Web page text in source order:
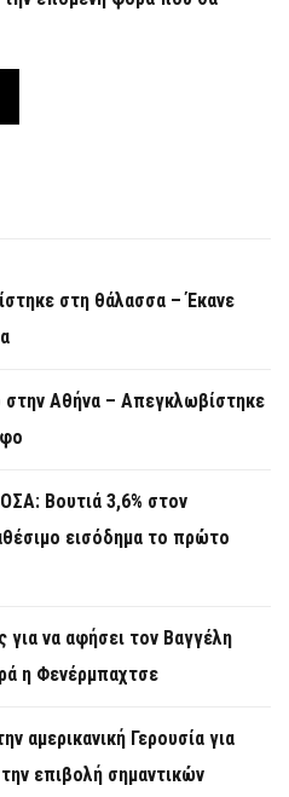
στη θάλασσα – Έκανε
στην Αθήνα – Απεγκλωβίστηκε
Βουτιά 3,6% στον
εισόδημα το πρώτο
να αφήσει τον Βαγγέλη
η Φενέρμπαχτσε
αμερικανική Γερουσία για
επιβολή σημαντικών